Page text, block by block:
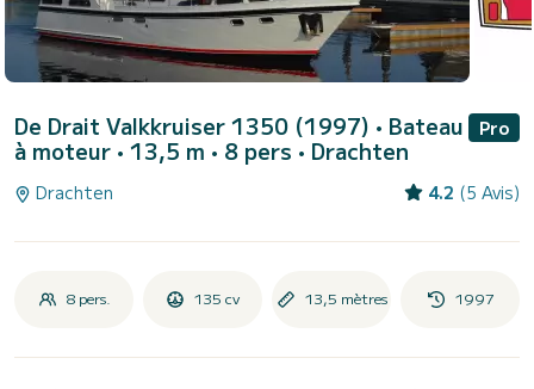
De Drait Valkkruiser 1350 (1997) • Bateau
à moteur • 13,5 m • 8 pers • Drachten
Pro
Drachten 4.2 (5 Avis)
8 pers. 135 cv 13,5 mètres 1997